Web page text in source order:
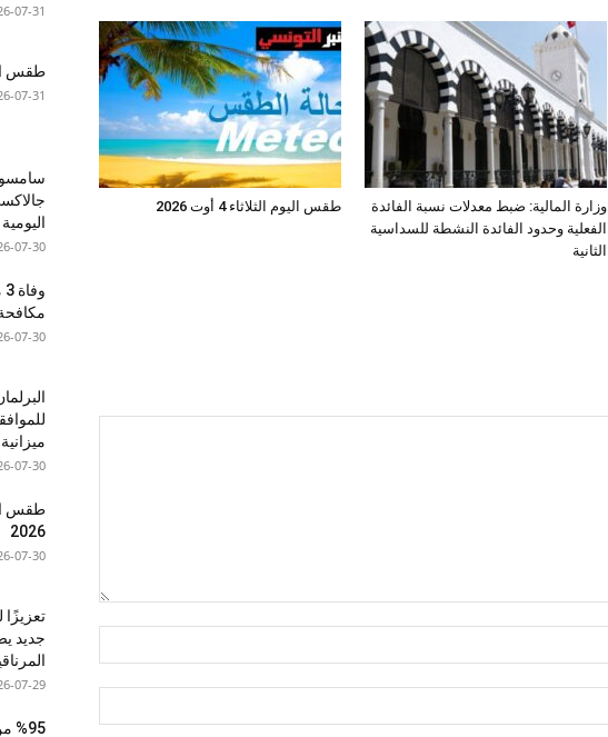
طقس اليوم الثلاثاء 4 أوت 2026
وزارة المالية: ضبط معدلات نسبة الفائدة
الفعلية وحدود الفائدة النشطة للسداسية
الثانية
07-31
طقس اليوم
07-31
اليومية
07-30
07-30
07-30
2026
07-30
07-29